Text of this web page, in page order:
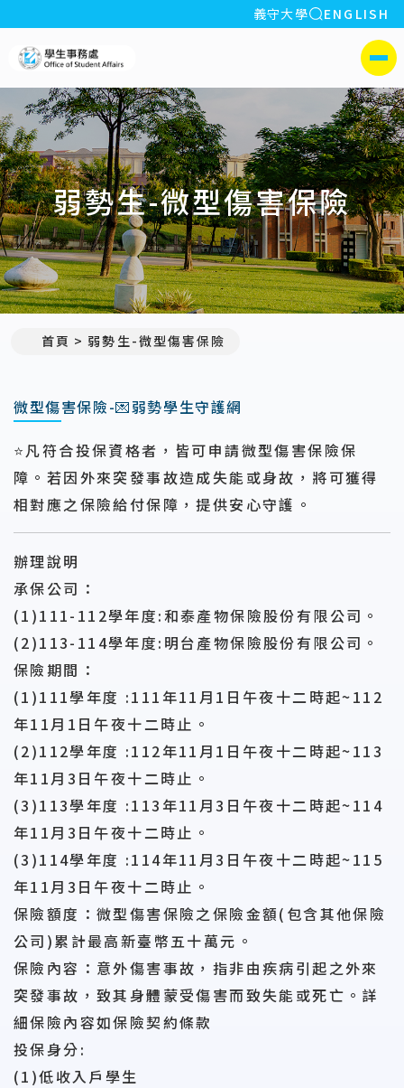
:::
義守大學 全站搜索
ENGLISH
側選單
弱勢生-微型傷害保險
首頁 弱勢生-微型傷害保險
微型傷害保險-💌弱勢學生守護網
⭐凡符合投保資格者，皆可申請微型傷害保險保
障。若因外來突發事故造成失能或身故，將可獲得
相對應之保險給付保障，提供安心守護。
辦理說明
承保公司：
(1)111-112學年度:和泰產物保險股份有限公司。
(2)113-114學年度:明台產物保險股份有限公司。
保險期間：
(1)111學年度 :111年11月1日午夜十二時起~112
年11月1日午夜十二時止。
(2)112學年度 :112年11月1日午夜十二時起~113
年11月3日午夜十二時止。
(3)113學年度 :113年11月3日午夜十二時起~114
年11月3日午夜十二時止。
(3)114學年度 :114年11月3日午夜十二時起~115
年11月3日午夜十二時止。
保險額度：微型傷害保險之保險金額(包含其他保險
公司)累計最高新臺幣五十萬元。
保險內容：意外傷害事故，指非由疾病引起之外來
突發事故，致其身體蒙受傷害而致失能或死亡。詳
細保險內容如保險契約條款
投保身分:
(1)低收入戶學生